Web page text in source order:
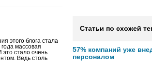
этого блога стала
массовая
это стало очень
Ведь столь
Статьи по схожей
57% компаний уже
персоналом